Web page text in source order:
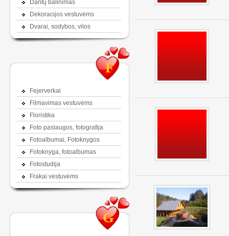
Dantų balinimas
Dekoracijos vestuvėms
Dvarai, sodybos, vilos
F
Fejerverkai
Filmavimas vestuvėms
Floristika
Foto paslaugos, fotografija
Fotoalbumai, Fotoknygos
Fotoknyga, fotoalbumas
Fotostudija
Frakai vestuvėms
G